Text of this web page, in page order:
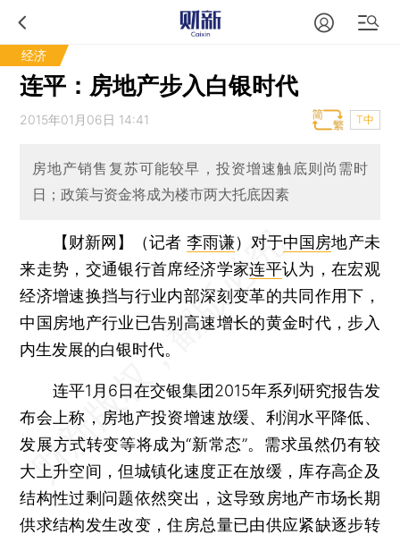
经济
连平：房地产步入白银时代
2015年01月06日 14:41 T中
房地产销售复苏可能较早，投资增速触底则尚需时
日；政策与资金将成为楼市两大托底因素
【财新网】（记者 李雨谦） 对于中国房地产未
来走势，交通银行首席经济学家连平认为，在宏观
经济增速换挡与行业内部深刻变革的共同作用下，
中国房地产行业已告别高速增长的黄金时代，步入
内生发展的白银时代。
连平1月6日在交银集团2015年系列研究报告发
布会上称，房地产投资增速放缓、利润水平降低、
发展方式转变等将成为“新常态”。需求虽然仍有较
大上升空间，但城镇化速度正在放缓，库存高企及
结构性过剩问题依然突出，这导致房地产市场长期
供求结构发生改变，住房总量已由供应紧缺逐步转